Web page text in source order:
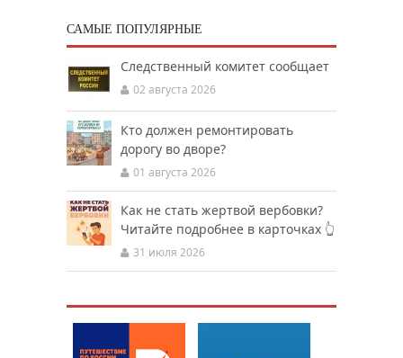
САМЫЕ ПОПУЛЯРНЫЕ
Следственный комитет сообщает
02 августа 2026
Кто должен ремонтировать
дорогу во дворе?
01 августа 2026
Как не стать жертвой вербовки?
Читайте подробнее в карточках 👆
31 июля 2026